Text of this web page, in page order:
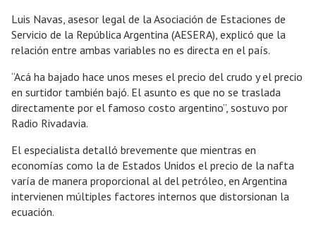
Luis Navas, asesor legal de la Asociación de Estaciones de
Servicio de la República Argentina (AESERA), explicó que la
relación entre ambas variables no es directa en el país.
“Acá ha bajado hace unos meses el precio del crudo y el precio
en surtidor también bajó. El asunto es que no se traslada
directamente por el famoso costo argentino”, sostuvo por
Radio Rivadavia.
El especialista detalló brevemente que mientras en
economías como la de Estados Unidos el precio de la nafta
varía de manera proporcional al del petróleo, en Argentina
intervienen múltiples factores internos que distorsionan la
ecuación.